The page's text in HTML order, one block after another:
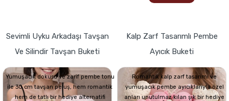
Sevimli Uyku Arkadaşı Tavşan
Ve Silindir Tavşan Buketi
Yumuşacık dokusu ve zarif pembe tonu
ile 30 cm tavşan peluş, hem romantik
hem de tatlı bir hediye alternatifi
Kalp Zarf Tasarımlı Pembe
Ayıcık Buketi
Romantik kalp zarf tasarımı ve
yumuşacık pembe ayıcıklarıyla özel
anları unutulmaz kılan şık bir hediye